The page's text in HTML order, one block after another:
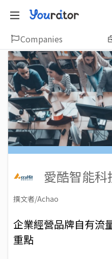
Companies
愛酷智能
撰文者/Achao
企業經營品牌自有流
重點